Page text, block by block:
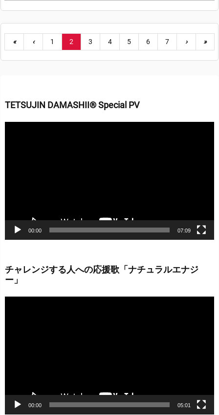
« ‹ 1 2 3 4 5 6 7 › »
TETSUJIN DAMASHII® Special PV
00:00 07:09
チャレンジする人への応援歌「ナチュラルエナジ
ー」
00:00 05:01